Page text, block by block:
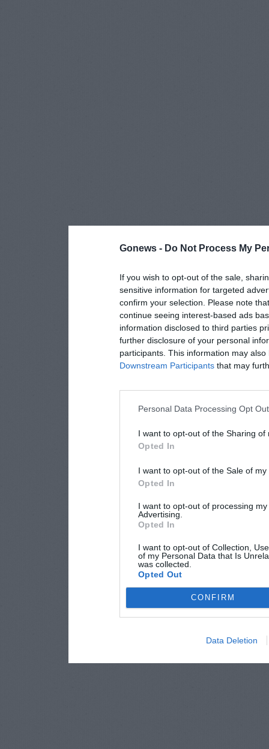
Gonews - Do Not Process My
If you wish to opt-out of the sale,
sensitive information for targeted
confirm your selection. Please note
continue seeing interest-based ads
information disclosed to third parties
further disclosure of your personal
participants. This information may
Downstream Participants that may
Personal Data Processing Opt
I want to opt-out of the Sharing of
Opted In
I want to opt-out of the Sale of
Opted In
I want to opt-out of processing
Advertising.
Opted In
I want to opt-out of Collection,
of my Personal Data that Is
was collected.
Opted Out
CONFIRM
Data Deletion